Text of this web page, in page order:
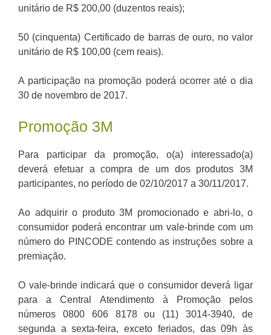
unitário de R$ 200,00 (duzentos reais);
50 (cinquenta) Certificado de barras de ouro, no valor
unitário de R$ 100,00 (cem reais).
A participação na promoção poderá ocorrer até o dia
30 de novembro de 2017.
Promoção 3M
Para participar da promoção, o(a) interessado(a)
deverá efetuar a compra de um dos produtos 3M
participantes, no período de 02/10/2017 a 30/11/2017.
Ao adquirir o produto 3M promocionado e abri-lo, o
consumidor poderá encontrar um vale-brinde com um
número do PINCODE contendo as instruções sobre a
premiação.
O vale-brinde indicará que o consumidor deverá ligar
para a Central Atendimento à Promoção pelos
números 0800 606 8178 ou (11) 3014-3940, de
segunda a sexta-feira, exceto feriados, das 09h às